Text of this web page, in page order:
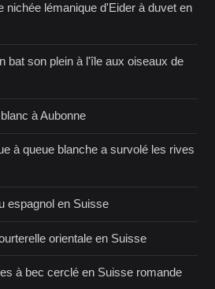
nichée lémanique d'Eider à duvet en
bat son plein à l'île aux oiseaux de
à Aubonne
à queue blanche a survolé les rives
espagnol en Suisse
orientale en Suisse
à bec cerclé en Suisse romande